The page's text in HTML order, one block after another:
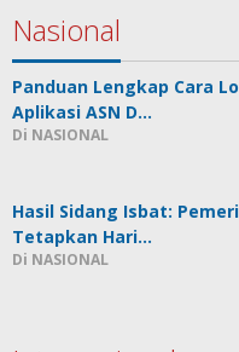
Nasional
Panduan Lengkap Cara
Aplikasi ASN D…
Di NASIONAL
Hasil Sidang Isbat:
Tetapkan Hari…
Di NASIONAL